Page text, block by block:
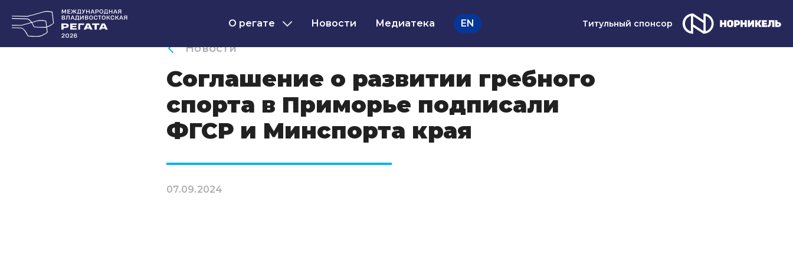
О регате Новости Медиатека EN Титульный спонсор
Новости
Соглашение о развитии гребного
спорта в Приморье подписали
ФГСР и Минспорта края
07.09.2024